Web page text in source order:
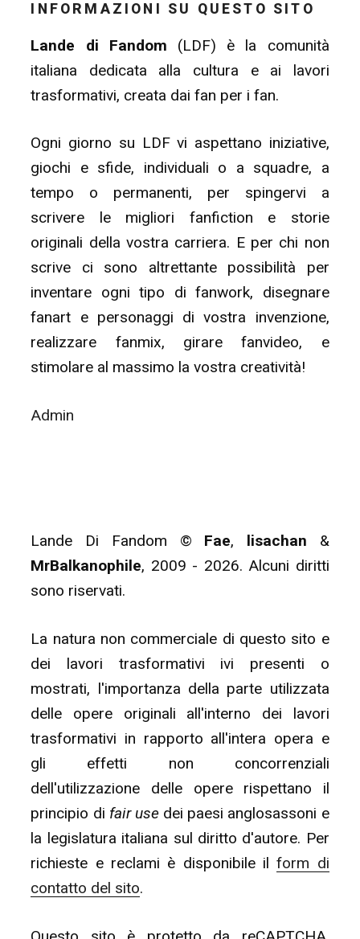
INFORMAZIONI SU QUESTO SITO
Lande di Fandom (LDF) è la comunità
italiana dedicata alla cultura e ai lavori
trasformativi, creata dai fan per i fan.
Ogni giorno su LDF vi aspettano iniziative,
giochi e sfide, individuali o a squadre, a
tempo o permanenti, per spingervi a
scrivere le migliori fanfiction e storie
originali della vostra carriera. E per chi non
scrive ci sono altrettante possibilità per
inventare ogni tipo di fanwork, disegnare
fanart e personaggi di vostra invenzione,
realizzare fanmix, girare fanvideo, e
stimolare al massimo la vostra creatività!
Admin
Lande Di Fandom © Fae, lisachan &
MrBalkanophile, 2009 - 2026. Alcuni diritti
sono riservati.
La natura non commerciale di questo sito e
dei lavori trasformativi ivi presenti o
mostrati, l'importanza della parte utilizzata
delle opere originali all'interno dei lavori
trasformativi in rapporto all'intera opera e
gli effetti non concorrenziali
dell'utilizzazione delle opere rispettano il
principio di fair usedei paesi anglosassoni e
la legislatura italiana sul diritto d'autore. Per
richieste e reclami è disponibile ilform di
contatto del sito.